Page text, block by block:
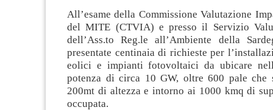
All’esame della Commissione Valutazione
del MITE (CTVIA) e presso il Servizio
dell’Ass.to Reg.le all’Ambiente della
presentate centinaia di richieste per
eolici e impianti fotovoltaici da ubicare
potenza di circa 10 GW, oltre 600 pale che
200mt di altezza e intorno ai 1000 kmq di
occupata.